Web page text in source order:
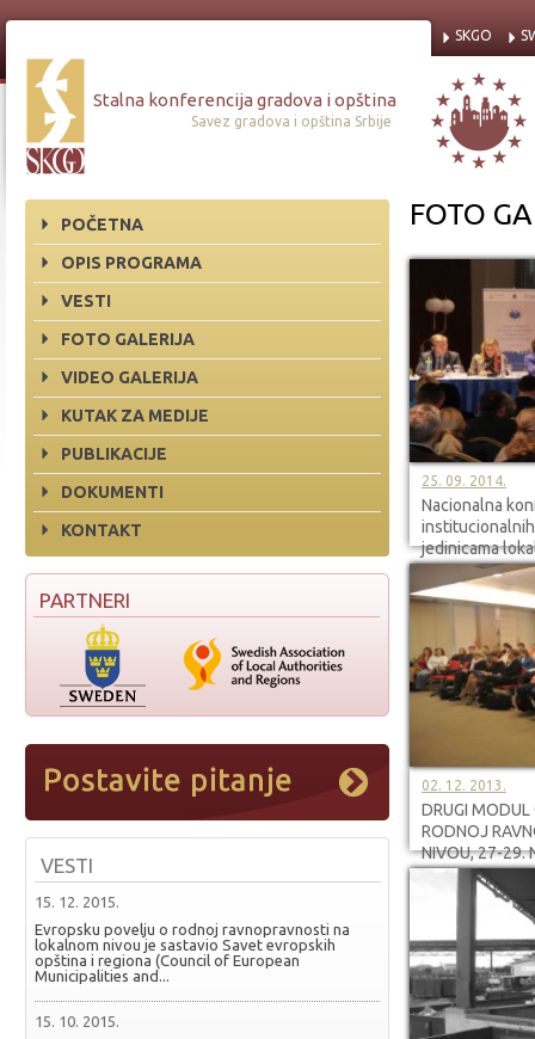
Stalna konferencija gradova i opština
Savez gradova i opština Srbije
SKGO
POČETNA
OPIS PROGRAMA
VESTI
FOTO GALERIJA
VIDEO GALERIJA
KUTAK ZA MEDIJE
PUBLIKACIJE
DOKUMENTI
KONTAKT
PARTNERI
VESTI
15. 12. 2015.
Evropsku povelju o rodnoj ravnopravnosti na
lokalnom nivou je sastavio Savet evropskih
opština i regiona (Council of European
Municipalities and...
15. 10. 2015.
FOTO
25. 09. 2014.
Nacionalna
institucionalnih
jedinicama
02. 12. 2013.
DRUGI MODUL
RODNOJ
NIVOU, 27-29.